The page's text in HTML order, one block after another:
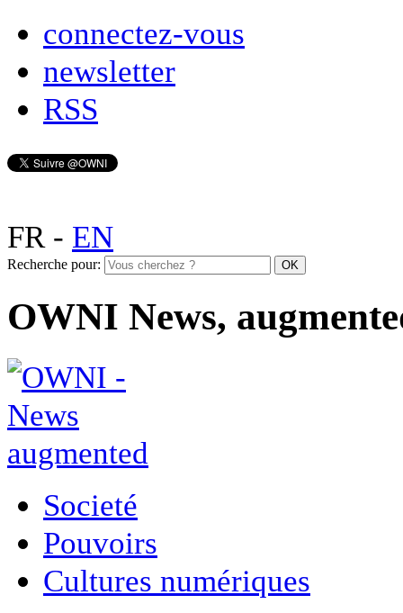
connectez-vous
newsletter
RSS
FR- EN
Recherche pour:
OWNI News,
Societé
Pouvoirs
Cultures numériques